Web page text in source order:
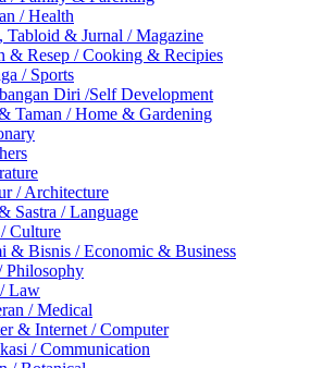
/ Health
Tabloid & Jurnal / Magazine
& Resep / Cooking & Recipies
/ Sports
Diri /Self Development
Taman / Home & Gardening
/ Architecture
Sastra / Language
Culture
& Bisnis / Economic & Business
Philosophy
Law
/ Medical
& Internet / Computer
/ Communication